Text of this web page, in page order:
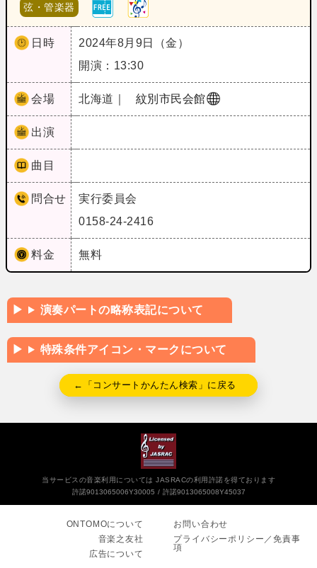
弦・管楽器
日時
2024年8月9日（金）
開演：13:30
会場 北海道｜ 紋別市民会館
出演
曲目
問合せ
実行委員会
0158-24-2416
料金 無料
演奏パートの略称表記について
特殊条件アイコン・マークについて
←「コンサートかんたん検索」に戻る
当サービスの音楽利用については JASRACの利用許諾を得ております
許諾9013065006Y30005
許諾9013065008Y45037
ONTOMOについて
音楽之友社
広告について
お問い合わせ
プライバシーポリシー／免責事
項